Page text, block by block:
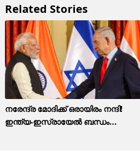
Related Stories
നരേന്ദ്ര മോദിക്ക് ഒരായിരം നന്ദി!
ഇന്ത്യ-ഇസ്രായേല്‍ ബന്ധം...